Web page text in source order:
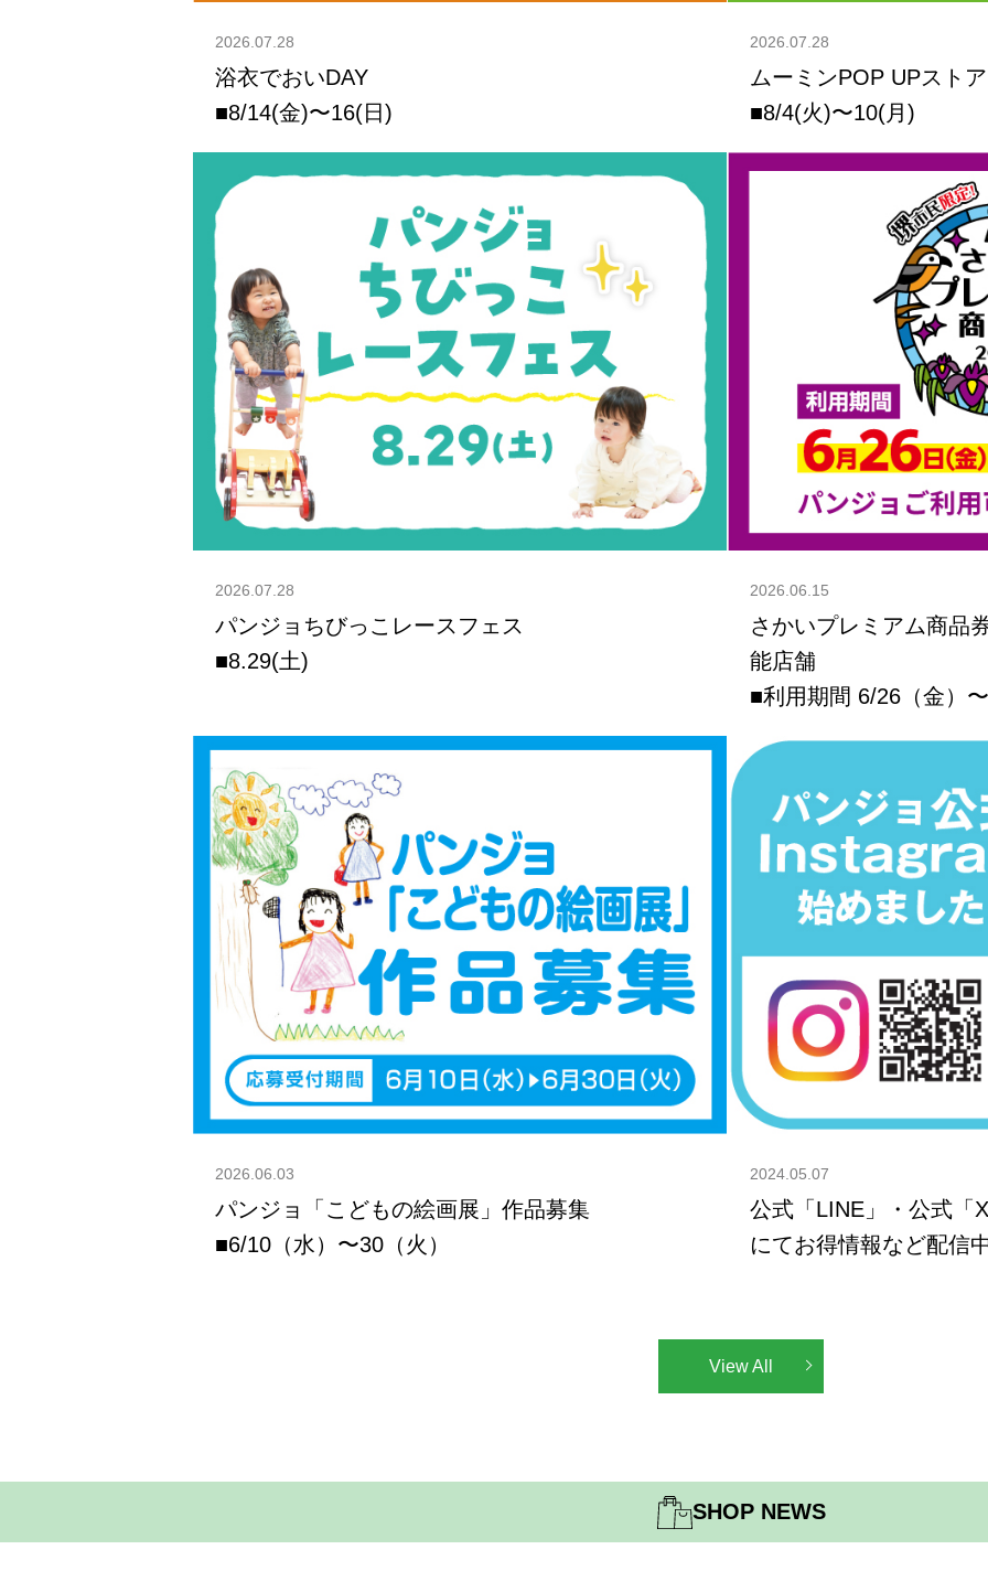
2026.07.28
浴衣でおいDAY
■8/14(金)〜16(日)
2026.07.28
ムーミンPOP UPストア
■8/4(火)〜10(月)
2026.07.28
パンジョちびっこレースフェス
■8.29(土)
2026.06.15
さかいプレミアム商品
能店舗
■利用期間 6/26（金）
2026.06.03
パンジョ「こどもの絵画展」作品募集
■6/10（水）〜30（火）
2024.05.07
公式「LINE」・公式「
にてお得情報など配信
View All
SHOP NEWS